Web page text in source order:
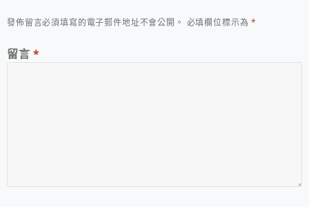
發佈留言必須填寫的電子郵件地址不會公開。 必填欄位標示為*
留言 *